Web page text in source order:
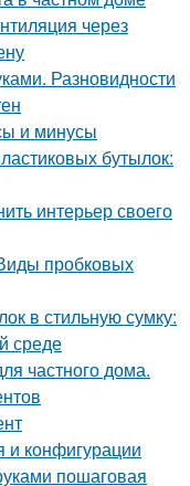
через
Разновидности
и минусы
бутылок:
интерьер своего
пробковых
в стильную сумку:
среде
частного дома.
и конфигурации
пошаговая